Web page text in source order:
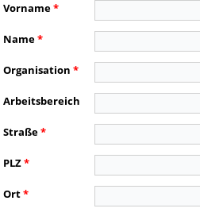
Vorname*
Name*
Organisation*
Arbeitsbereich
Straße*
PLZ*
Ort*